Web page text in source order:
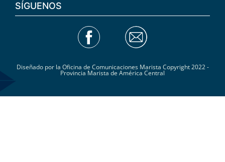
SÍGUENOS
Diseñado por la Oficina de Comunicaciones Marista Copyright 2022 -
Provincia Marista de América Central